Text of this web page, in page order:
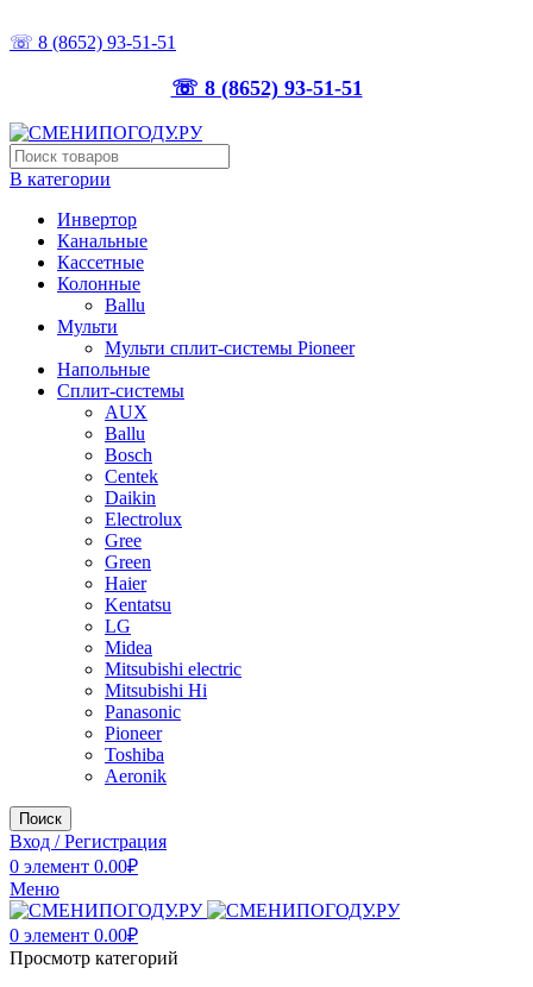
☏ 8 (8652) 93-51-51
☏ 8 (8652) 93-51-51
В категории
Инвертор
Канальные
Кассетные
Колонные
Ballu
Мульти
Мульти сплит-системы Pioneer
Напольные
Сплит-системы
AUX
Ballu
Bosch
Centek
Daikin
Electrolux
Gree
Green
Haier
Kentatsu
LG
Midea
Mitsubishi electric
Mitsubishi Hi
Panasonic
Pioneer
Toshiba
Аeronik
Поиск
Вход / Регистрация
0 элемент 0.00₽
Меню
0 элемент 0.00₽
Просмотр категорий